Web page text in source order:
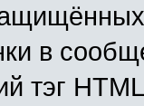
в
тэг